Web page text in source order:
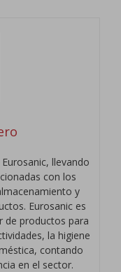
llevando
con los
y
Eurosanic es
de productos para
la higiene
contando
en el sector.